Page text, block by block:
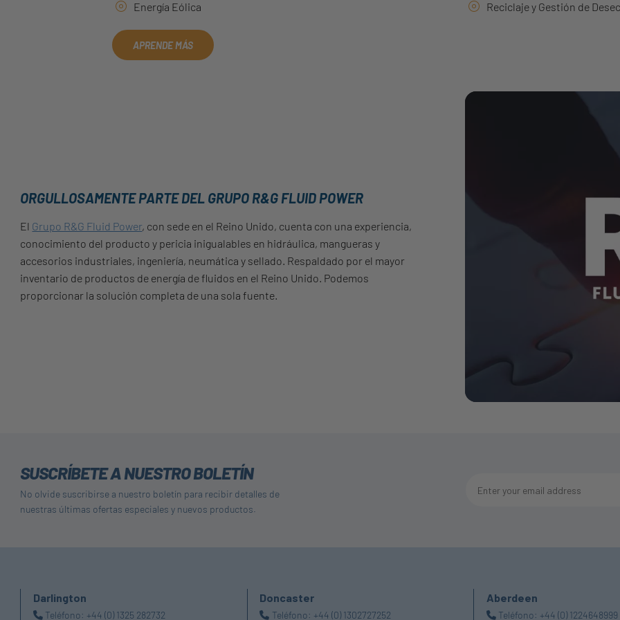
Energía Eólica Reciclaje y Gestión de
APRENDE MÁS
ORGULLOSAMENTE PARTE DEL GRUPO R&G FLUID POWER
El Grupo R&G Fluid Power, con sede en el Reino Unido, cuenta con una experiencia,
conocimiento del producto y pericia inigualables en hidráulica, mangueras y
accesorios industriales, ingeniería, neumática y sellado. Respaldado por el mayor
inventario de productos de energía de fluidos en el Reino Unido. Podemos
proporcionar la solución completa de una sola fuente.
SUSCRÍBETE A NUESTRO BOLETÍN
No olvide suscribirse a nuestro boletín para recibir detalles de
nuestras últimas ofertas especiales y nuevos productos.
Darlington
Teléfono: +44 (0) 1325 282732
Doncaster
Teléfono: +44 (0) 1302727252
Aberdeen
Teléfono: +44 (0) 1224648999